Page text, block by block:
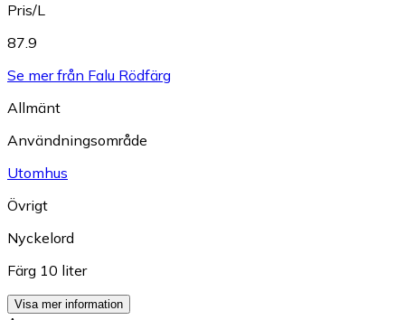
Pris/L
87.9
Se mer från Falu Rödfärg
Allmänt
Användningsområde
Utomhus
Övrigt
Nyckelord
Färg 10 liter
Visa mer information